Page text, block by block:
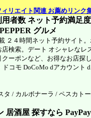
ィリエイト関連 お薦めリンク
者数 ネット予約満足
グルメ
２４時間ネット予約サイト
検索。デート オシャレなレ
ーポンなど、お得なお店探
コモ DoCoMo dアカウント
タ / カルボナーラ / ペスカト
居酒屋 探すなら